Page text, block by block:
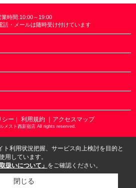
業時間:10:00～19:00
話・メールは随時受け付けています
シー 利用規約 ｜アクセスマップ
メスト西新宿店 All rights reserved.
ト利用状況把握、サービス向上検討を目的と
用しています。
扱いについて」 をご確認ください。
閉じる